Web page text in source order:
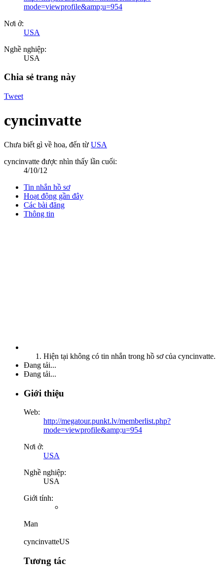
mode=viewprofile&amp;u=954
Nơi ở:
USA
Nghề nghiệp:
USA
Chia sẻ trang này
Tweet
cyncinvatte
Chưa biết gì về hoa, đến từ USA
cyncinvatte được nhìn thấy lần cuối:
4/10/12
Tin nhắn hồ sơ
Hoạt động gần đây
Các bài đăng
Thông tin
Hiện tại không có tin nhắn trong hồ sơ của cyncinvatte.
Đang tải...
Đang tải...
Giới thiệu
Web:
http://megatour.punkt.lv/memberlist.php?
mode=viewprofile&amp;u=954
Nơi ở:
USA
Nghề nghiệp:
USA
Giới tính:
Man
cyncinvatteUS
Tương tác